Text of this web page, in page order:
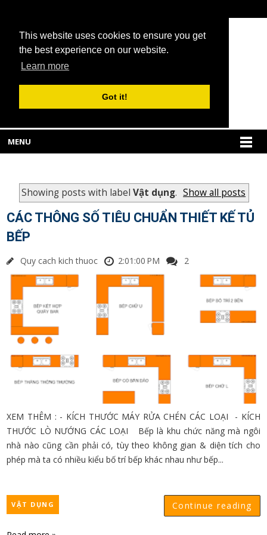
This website uses cookies to ensure you get
the best experience on our website.
Learn more
Got it!
MENU
Showing posts with label Vật dụng. Show all posts
CÁC THÔNG SỐ TIÊU CHUẨN THIẾT KẾ TỦ
BẾP
Quy cach kich thuoc 2:01:00 PM 2
XEM THÊM : - KÍCH THƯỚC MÁY RỬA CHÉN CÁC LOẠI - KÍCH
THƯỚC LÒ NƯỚNG CÁC LOẠI Bếp là khu chức năng mà ngôi
nhà nào cũng cần phải có, tùy theo không gian & diện tích cho
phép mà ta có nhiều kiểu bố trí bếp khác nhau như bếp...
Continue reading
VẬT DỤNG